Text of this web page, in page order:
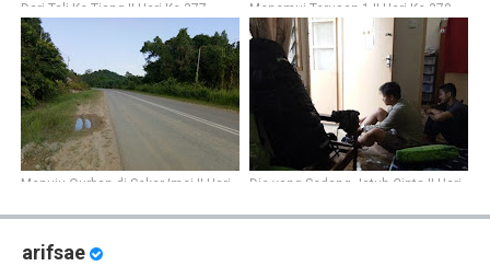
Dari Tali Ke Tiang || Hari Ke-377 Menemui Terusan 1 || Hari Ke-370
Menuju Qurban di Sekar Imej || Hari
Dia yang Sedang Jatuh Cinta || Hari
arifsae